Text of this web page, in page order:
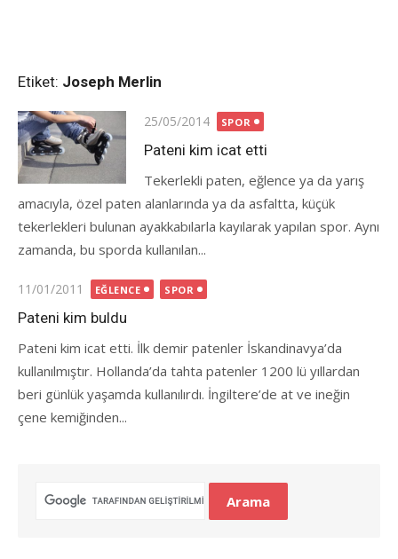
Etiket: Joseph Merlin
Posted
on
25/05/2014 SPOR
Pateni kim icat etti
Tekerlekli paten, eğlence ya da yarış
amacıyla, özel paten alanlarında ya da asfaltta, küçük
tekerlekleri bulunan ayakkabılarla kayılarak yapılan spor. Aynı
zamanda, bu sporda kullanılan...
Posted
on
11/01/2011 EĞLENCE SPOR
Pateni kim buldu
Pateni kim icat etti. İlk demir patenler İskandinavya’da
kullanılmıştır. Hollanda’da tahta patenler 1200 lü yıllardan
beri günlük yaşamda kullanılırdı. İngiltere’de at ve ineğin
çene kemiğinden...